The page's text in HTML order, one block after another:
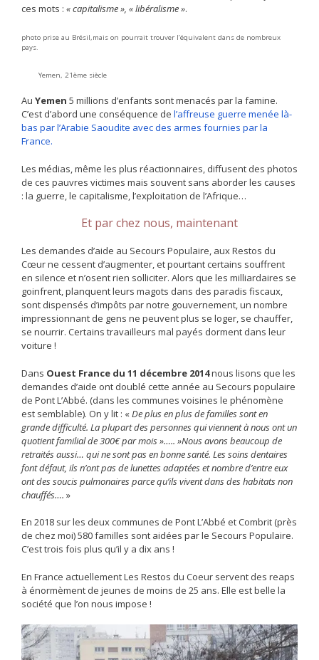
ces mots : « capitalisme », « libéralisme ».
photo prise au Brésil,mais on pourrait trouver l’équivalent dans de nombreux
pays.
Yemen, 21ème siècle
Au Yemen 5 millions d’enfants sont menacés par la famine.
C’est d’abord une conséquence de l’affreuse guerre menée là-
bas par l’Arabie Saoudite avec des armes fournies par la
France.
Les médias, même les plus réactionnaires, diffusent des photos
de ces pauvres victimes mais souvent sans aborder les causes
: la guerre, le capitalisme, l’exploitation de l’Afrique…
Et par chez nous, maintenant
Les demandes d’aide au Secours Populaire, aux Restos du
Cœur ne cessent d’augmenter, et pourtant certains souffrent
en silence et n’osent rien solliciter. Alors que les milliardaires se
goinfrent, planquent leurs magots dans des paradis fiscaux,
sont dispensés d’impôts par notre gouvernement, un nombre
impressionnant de gens ne peuvent plus se loger, se chauffer,
se nourrir. Certains travailleurs mal payés dorment dans leur
voiture !
Dans Ouest France du 11 décembre 2014nous lisons que les
demandes d’aide ont doublé cette année au Secours populaire
de Pont L’Abbé. (dans les communes voisines le phénomène
est semblable). On y lit : «De plus en plus de familles sont en
grande difficulté. La plupart des personnes qui viennent à nous ont un
quotient familial de 300€ par mois »….. »Nous avons beaucoup de
retraités aussi… qui ne sont pas en bonne santé. Les soins dentaires
font défaut, ils n’ont pas de lunettes adaptées et nombre d’entre eux
ont des soucis pulmonaires parce qu’ils vivent dans des habitats non
chauffés…. »
En 2018 sur les deux communes de Pont L’Abbé et Combrit (près
de chez moi) 580 familles sont aidées par le Secours Populaire.
C’est trois fois plus qu’il y a dix ans !
En France actuellement Les Restos du Coeur servent des reaps
à énormèment de jeunes de moins de 25 ans. Elle est belle la
société que l’on nous impose !